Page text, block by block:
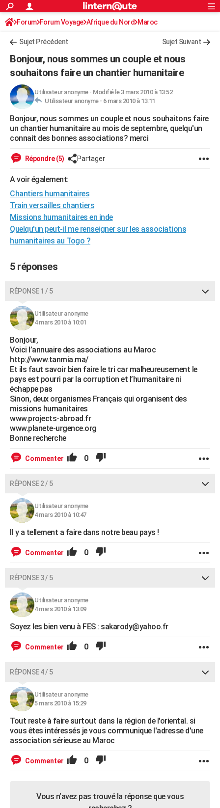
ACTUALITÉS
Politique
Société
Faits Divers
Education
Monde
Villes
+
Programme TV
Streaming
Sorties cinéma
Musique
FINANCE
Retraite
Impôts
Epargne
Immobilier
Risques naturels par ville
Banque
Assurance
Crédit
AUTO
Essais
Réserver un essai
Citadines
Berlines
SUV
Forum auto
HIGH-TECH
Mobiles
Meilleur smartphone
Internet
Ordinateurs
Jeux vidéo
Guide high-tech
+BRICOLAGE
WEEK-END
Art de vivre
Bien-être
Loisirs
ModeModes de vie
SANTE
Alimentation
Guide de la santé
Maladies
Médicaments
Sommeil
Destinations
City break
Voyage nature
Voyage de noces
Forum
Climat
+PHOTO
BONS PLANS
CARTE DE VOEUX
Carte de Noël
Carte Bonne année
Carte Saint-Valentin
Carte Pâques
Carte d'anniversaire
DICTIONNAIRE
Dictionnaire
Biographies
Citations
Expressions
Proverbes
PROGRAMME TV
COPAINS D'AVANT
S'inscrire
Se connecter
Lycées
Collèges
Primaires
Universités
Entreprises
Service militaire
Avis de recherche
AVIS DE DÉCÈS
FORUM
Bricolage
Lifestyle
Culture
Sport
Auto
Television
Voyage
Cinema
S'inscrire
Connexion
Forum Forum Voyage Afrique du Nord Maroc
Sujet Précédent Sujet Suivant
Bonjour, nous sommes un couple et nous
souhaitons faire un chantier humanitaire
Utilisateur anonyme- Modifié le 3 mars 2010 à 13:52
Utilisateur anonyme - 6 mars 2010 à 13:11
Bonjour, nous sommes un couple et nous souhaitons faire
un chantier humanitaire au mois de septembre, quelqu'un
connait des bonnes associations? merci
Répondre (5) Partager
A voir également:
Chantiers humanitaires
Train versailles chantiers
Missions humanitaires en inde
Quelqu'un peut-il me renseigner sur les associations
humanitaires au Togo ?
5 réponses
RÉPONSE 1 / 5
Utilisateur anonyme
4 mars 2010 à 10:01
Bonjour,
Voici l’annuaire des associations au Maroc
http://www.tanmia.ma/
Et ils faut savoir bien faire le tri car malheureusement le
pays est pourri par la corruption et l’humanitaire ni
échappe pas
Sinon, deux organismes Français qui organisent des
missions humanitaires
www.projects-abroad.fr
www.planete-urgence.org
Bonne recherche
Commenter 0
RÉPONSE 2 / 5
Utilisateur anonyme
4 mars 2010 à 10:47
Il y a tellement a faire dans notre beau pays !
Commenter 0
RÉPONSE 3 / 5
Utilisateur anonyme
4 mars 2010 à 13:09
Soyez les bien venu à FES : sakarody@yahoo.fr
Commenter 0
RÉPONSE 4 / 5
Utilisateur anonyme
5 mars 2010 à 15:29
Tout reste à faire surtout dans la région de l'oriental. si
vous êtes intéressés je vous communique l'adresse d'une
association sérieuse au Maroc
Commenter 0
Vous n’avez pas trouvé la réponse que vous